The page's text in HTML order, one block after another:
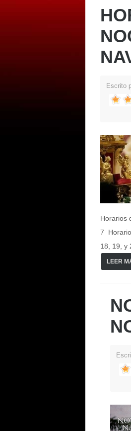
Escrito
Horarios
7
18, 19, y
LEER